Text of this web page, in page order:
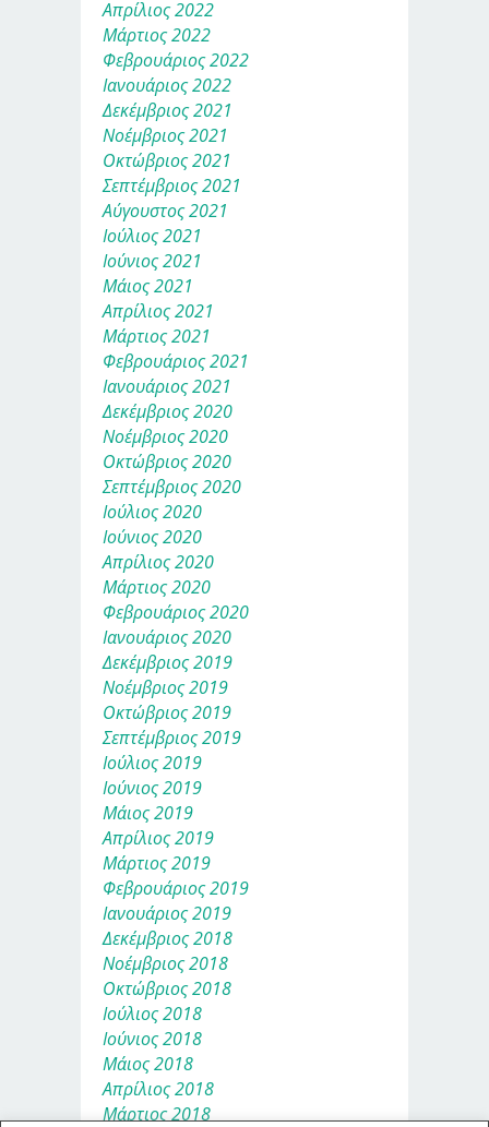
Απρίλιος 2022
Μάρτιος 2022
Φεβρουάριος 2022
Ιανουάριος 2022
Δεκέμβριος 2021
Νοέμβριος 2021
Οκτώβριος 2021
Σεπτέμβριος 2021
Αύγουστος 2021
Ιούλιος 2021
Ιούνιος 2021
Μάιος 2021
Απρίλιος 2021
Μάρτιος 2021
Φεβρουάριος 2021
Ιανουάριος 2021
Δεκέμβριος 2020
Νοέμβριος 2020
Οκτώβριος 2020
Σεπτέμβριος 2020
Ιούλιος 2020
Ιούνιος 2020
Απρίλιος 2020
Μάρτιος 2020
Φεβρουάριος 2020
Ιανουάριος 2020
Δεκέμβριος 2019
Νοέμβριος 2019
Οκτώβριος 2019
Σεπτέμβριος 2019
Ιούλιος 2019
Ιούνιος 2019
Μάιος 2019
Απρίλιος 2019
Μάρτιος 2019
Φεβρουάριος 2019
Ιανουάριος 2019
Δεκέμβριος 2018
Νοέμβριος 2018
Οκτώβριος 2018
Ιούλιος 2018
Ιούνιος 2018
Μάιος 2018
Απρίλιος 2018
Μάρτιος 2018